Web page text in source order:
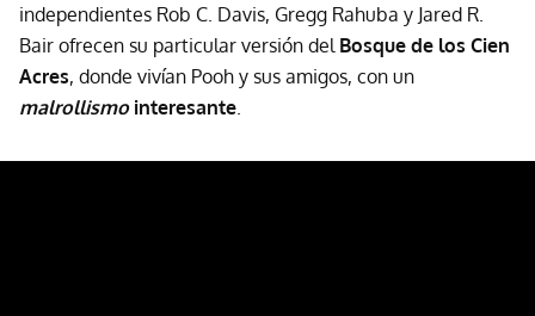
independientes Rob C. Davis, Gregg Rahuba y Jared R.
Bair ofrecen su particular versión del Bosque de los Cien
Acres, donde vivían Pooh y sus amigos, con un
malrollismo interesante